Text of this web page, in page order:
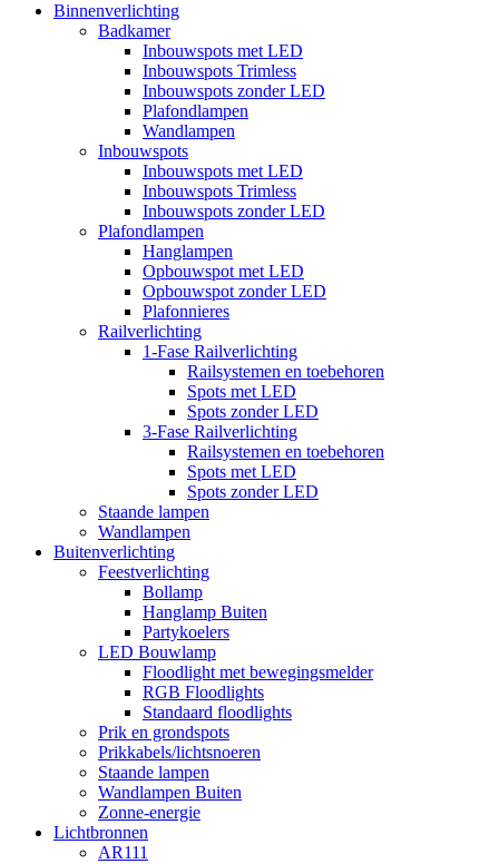
Binnenverlichting
Badkamer
Inbouwspots met LED
Inbouwspots Trimless
Inbouwspots zonder LED
Plafondlampen
Wandlampen
Inbouwspots
Inbouwspots met LED
Inbouwspots Trimless
Inbouwspots zonder LED
Plafondlampen
Hanglampen
Opbouwspot met LED
Opbouwspot zonder LED
Plafonnieres
Railverlichting
1-Fase Railverlichting
Railsystemen en toebehoren
Spots met LED
Spots zonder LED
3-Fase Railverlichting
Railsystemen en toebehoren
Spots met LED
Spots zonder LED
Staande lampen
Wandlampen
Buitenverlichting
Feestverlichting
Bollamp
Hanglamp Buiten
Partykoelers
LED Bouwlamp
Floodlight met bewegingsmelder
RGB Floodlights
Standaard floodlights
Prik en grondspots
Prikkabels/lichtsnoeren
Staande lampen
Wandlampen Buiten
Zonne-energie
Lichtbronnen
AR111